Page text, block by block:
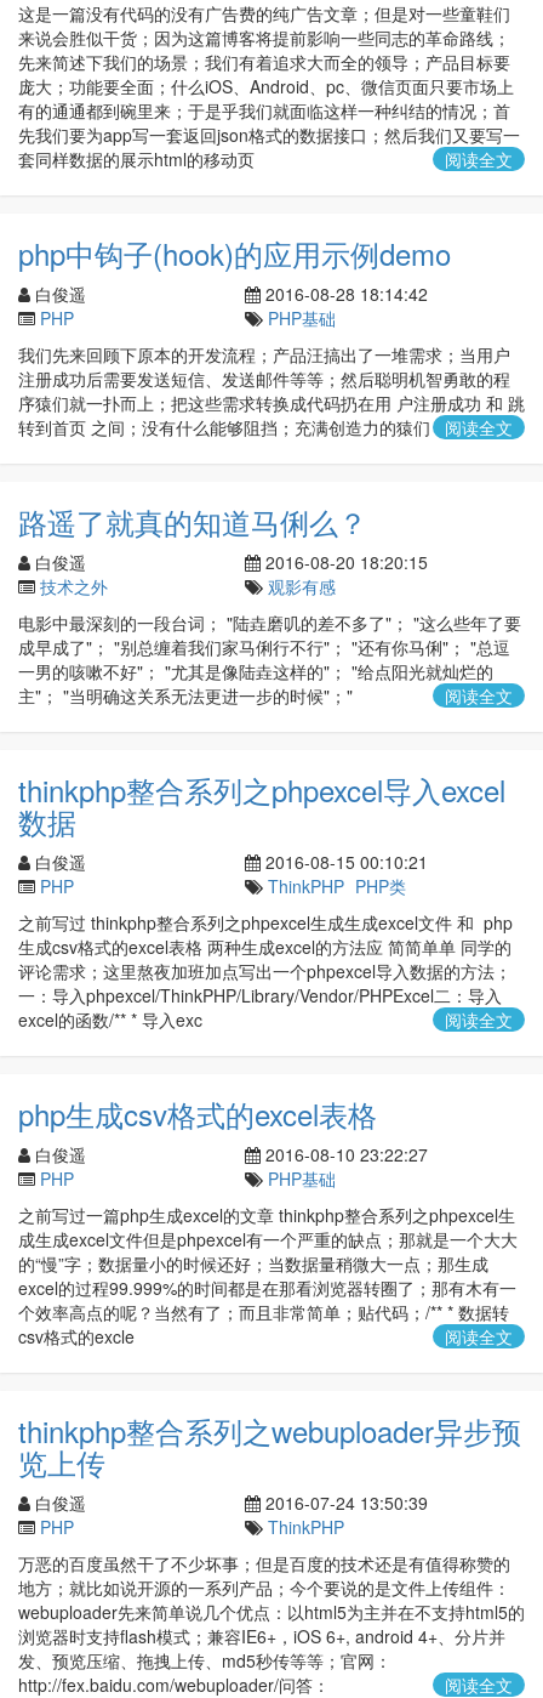
这是一篇没有代码的没有广告费的纯广告文章；但是对一些童鞋们
来说会胜似干货；因为这篇博客将提前影响一些同志的革命路线；
先来简述下我们的场景；我们有着追求大而全的领导；产品目标要
庞大；功能要全面；什么iOS、Android、pc、微信页面只要市场上
有的通通都到碗里来；于是乎我们就面临这样一种纠结的情况；首
先我们要为app写一套返回json格式的数据接口；然后我们又要写一
套同样数据的展示html的移动页
阅读全文
php中钩子(hook)的应用示例demo
白俊遥
2016-08-28 18:14:42
PHP
PHP基础
我们先来回顾下原本的开发流程；产品汪搞出了一堆需求；当用户
注册成功后需要发送短信、发送邮件等等；然后聪明机智勇敢的程
序猿们就一扑而上；把这些需求转换成代码扔在用 户注册成功 和 跳
转到首页 之间；没有什么能够阻挡；充满创造力的猿们；阅读全文
路遥了就真的知道马俐么？
白俊遥
2016-08-20 18:20:15
技术之外
观影有感
电影中最深刻的一段台词； "陆垚磨叽的差不多了"； "这么些年了要
成早成了"； "别总缠着我们家马俐行不行"； "还有你马俐"； "总逗
一男的咳嗽不好"； "尤其是像陆垚这样的"； "给点阳光就灿烂的
主"； "当明确这关系无法更进一步的时候"；"
阅读全文
thinkphp整合系列之phpexcel导入excel
数据
白俊遥
2016-08-15 00:10:21
PHP
ThinkPHP PHP类
之前写过 thinkphp整合系列之phpexcel生成生成excel文件 和 php
生成csv格式的excel表格 两种生成excel的方法应 简简单单 同学的
评论需求；这里熬夜加班加点写出一个phpexcel导入数据的方法；
一：导入phpexcel/ThinkPHP/Library/Vendor/PHPExcel二：导入
excel的函数/** * 导入exc
阅读全文
php生成csv格式的excel表格
白俊遥
2016-08-10 23:22:27
PHP
PHP基础
之前写过一篇php生成excel的文章 thinkphp整合系列之phpexcel生
成生成excel文件但是phpexcel有一个严重的缺点；那就是一个大大
的“慢”字；数据量小的时候还好；当数据量稍微大一点；那生成
excel的过程99.999%的时间都是在那看浏览器转圈了；那有木有一
个效率高点的呢？当然有了；而且非常简单；贴代码；/** * 数据转
csv格式的excle
阅读全文
thinkphp整合系列之webuploader异步预
览上传
白俊遥
2016-07-24 13:50:39
PHP
ThinkPHP
万恶的百度虽然干了不少坏事；但是百度的技术还是有值得称赞的
地方；就比如说开源的一系列产品；今个要说的是文件上传组件：
webuploader先来简单说几个优点：以html5为主并在不支持html5的
浏览器时支持flash模式；兼容IE6+，iOS 6+, android 4+、分片并
发、预览压缩、拖拽上传、md5秒传等等；官网：
http://fex.baidu.com/webuploader/问答：
阅读全文